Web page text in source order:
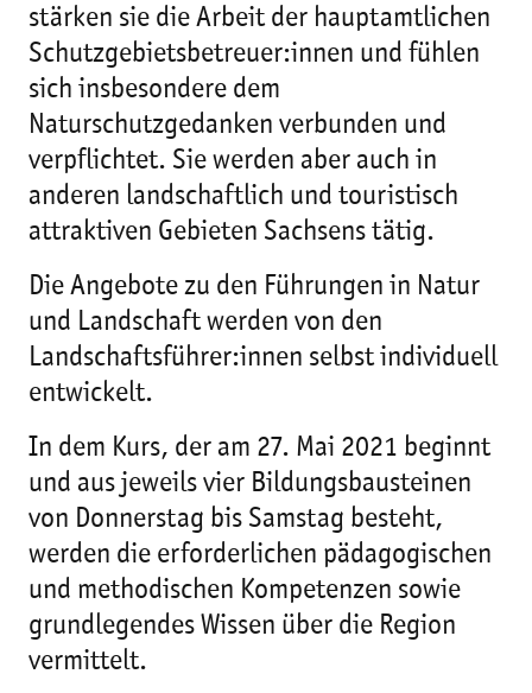
stärken sie die Arbeit der hauptamtlichen
Schutzgebietsbetreuer:innen und fühlen
sich insbesondere dem
Naturschutzgedanken verbunden und
verpflichtet. Sie werden aber auch in
anderen landschaftlich und touristisch
attraktiven Gebieten Sachsens tätig.
Die Angebote zu den Führungen in Natur
und Landschaft werden von den
Landschaftsführer:innen selbst individuell
entwickelt.
In dem Kurs, der am 27. Mai 2021 beginnt
und aus jeweils vier Bildungsbausteinen
von Donnerstag bis Samstag besteht,
werden die erforderlichen pädagogischen
und methodischen Kompetenzen sowie
grundlegendes Wissen über die Region
vermittelt.